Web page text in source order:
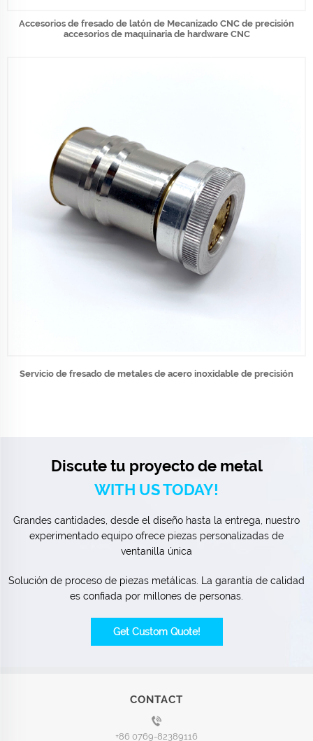
Accesorios de fresado de latón de Mecanizado CNC de precisión
accesorios de maquinaria de hardware CNC
Servicio de fresado de metales de acero inoxidable de precisión
Discute tu proyecto de metal
WITH US TODAY!
Grandes cantidades, desde el diseño hasta la entrega, nuestro
experimentado equipo ofrece piezas personalizadas de
ventanilla única
Solución de proceso de piezas metálicas. La garantía de calidad
es confiada por millones de personas.
Get Custom Quote!
CONTACT
+86 0769-82389116